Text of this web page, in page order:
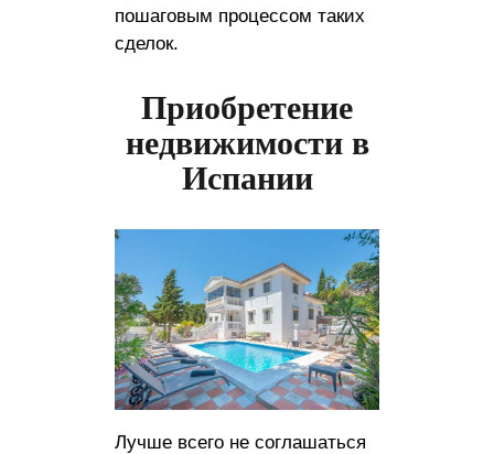
пошаговым процессом таких
сделок.
Приобретение
недвижимости в
Испании
Лучше всего не соглашаться